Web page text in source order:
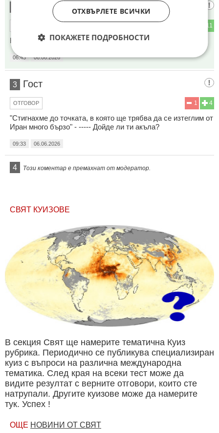
Фантомас
11
Колосално безумие!
06:43 06.06.2026
3 Гост
4
1
ОТГОВОР
"Стигнахме до точката, в която ще трябва да се изтеглим от
Иран много бързо" - ----- Дойде ли ти акъла?
09:33 06.06.2026
4 Този коментар е премахнат от модератор.
СВЯТ КУИЗОВЕ
В секция Свят ще намерите тематична Куиз
рубрика. Периодично се публикува специализиран
куиз с въпроси на различна международна
тематика. След края на всеки тест може да
видите резултат с верните отговори, които сте
натрупали. Другите куизове може да намерите
тук. Успех !
ОЩЕ НОВИНИ ОТ СВЯТ
ОТХВЪРЛЕТЕ ВСИЧКИ
ПОКАЖЕТЕ ПОДРОБНОСТИ